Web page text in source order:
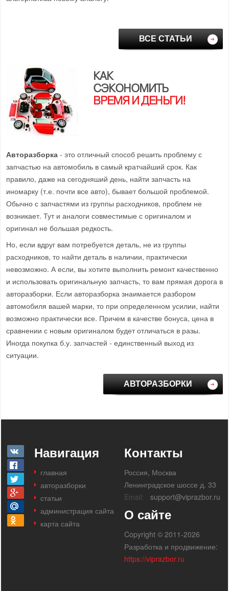
ВСЕ СТАТЬИ
КАК
СЭКОНОМИТЬ
ВРЕМЯ И ДЕНЬГИ!
Авторазборка - это отличный способ решить проблему с
запчастью на автомобиль в самый кратчайший срок. Как
правило, даже на сегодняший день, найти запчасть на
иномарку (т.е. почти все авто), бывает большой проблемой.
Обычно с запчастями из группы расходников, проблем не
возникает. Тут и аналоги совместимые с оригиналом и
оригинал не большая редкость.
Но, если вдруг вам потребуется деталь, не из группы
расходников, то найти деталь в наличии, практически
невозможно. А если, вы хотите выполнить ремонт качественно
и использовать оригинальную запчасть, то вам прямая дорога в
авторазборки. Если авторазборка знаимается разбором
автомобиля вашей марки, то при определенном усилии, найти
возможно практически все. Причем в качестве бонуса, цена в
сравнении с новым оригиналом будет отличаться в разы.
Иногда покупка б.у. запчастей - единственный выход из
ситуации.
АВТОРАЗБОРКИ
Навигация
главная
авторазборки
статьи
администрация сайта
карта сайта
Контакты
Россия, Москва
Ленинградское шоссе д. 33
Email:
support@viprazbor.ru
О сайте
Copyright © 2011-2026
Разработка и продвижение:
https://viprazbor.ru